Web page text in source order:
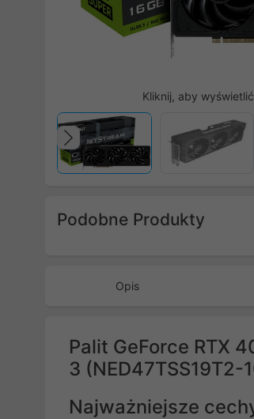
Kliknij, aby
Poprzedni
Podobne Produkty
Opis
Palit GeForce RTX
3 (NED47TSS19T2-
Najważniejsze